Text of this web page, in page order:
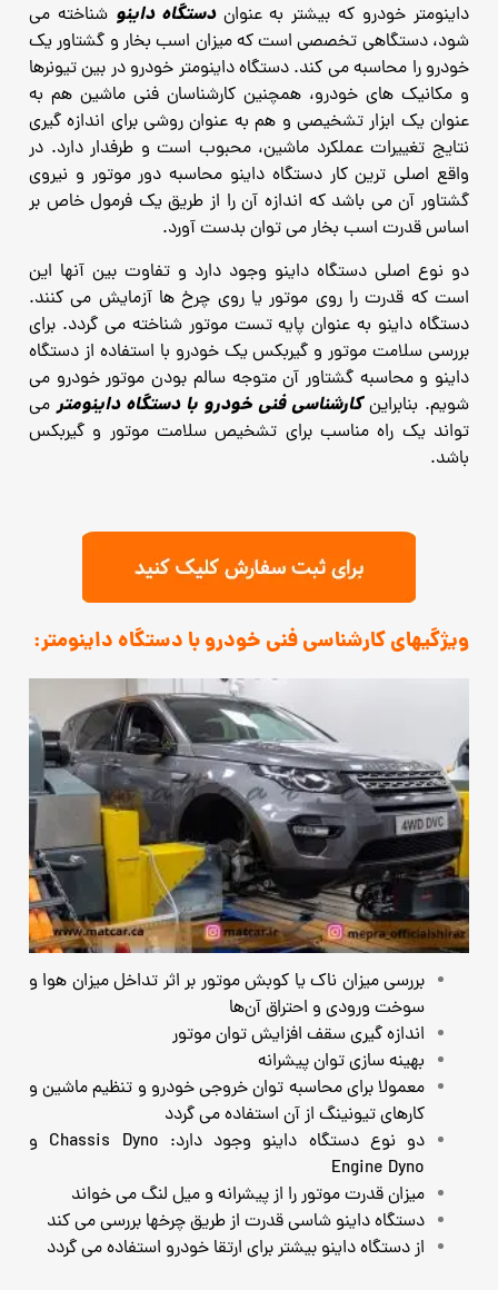
داینومتر خودرو که بیشتر به عنواندستگاه داینو شناخته می
شود، دستگاهی تخصصی است که میزان اسب بخار و گشتاور یک
خودرو را محاسبه می کند. دستگاه داینومتر خودرو در بین تیونرها
و مکانیک های خودرو، همچنین کارشناسان فنی ماشین هم به
عنوان یک ابزار تشخیصی و هم به عنوان روشی برای اندازه گیری
نتایج تغییرات عملکرد ماشین، محبوب است و طرفدار دارد. در
واقع اصلی ترین کار دستگاه داینو محاسبه دور موتور و نیروی
گشتاور آن می باشد که اندازه آن را از طریق یک فرمول خاص بر
اساس قدرت اسب بخار می توان بدست آورد.
دو نوع اصلی دستگاه داینو وجود دارد و تفاوت بین آنها این
است که قدرت را روی موتور یا روی چرخ ها آزمایش می کنند.
دستگاه داینو به عنوان پایه تست موتور شناخته می گردد. برای
بررسی سلامت موتور و گیربکس یک خودرو با استفاده از دستگاه
داینو و محاسبه گشتاور آن متوجه سالم بودن موتور خودرو می
شویم. بنابراینکارشناسی فنی خودرو با دستگاه داینومترمی
تواند یک راه مناسب برای تشخیص سلامت موتور و گیربکس
باشد.
ویژگیهای کارشناسی فنی خودرو با دستگاه داینومتر:
بررسی میزان ناک یا کوبش موتور بر اثر تداخل میزان هوا و
سوخت ورودی و احتراق آن‌ها
اندازه گیری سقف افزایش توان موتور
بهینه سازی توان پیشرانه
معمولا برای محاسبه توان خروجی خودرو و تنظیم ماشین و
کارهای تیونینگ از آن استفاده می گردد
دو نوع دستگاه داینو وجود دارد: Chassis Dyno و
Engine Dyno
میزان قدرت موتور را از پیشرانه و میل لنگ می خواند
دستگاه داینو شاسی قدرت از طریق چرخها بررسی می کند
از دستگاه داینو بیشتر برای ارتقا خودرو استفاده می گردد